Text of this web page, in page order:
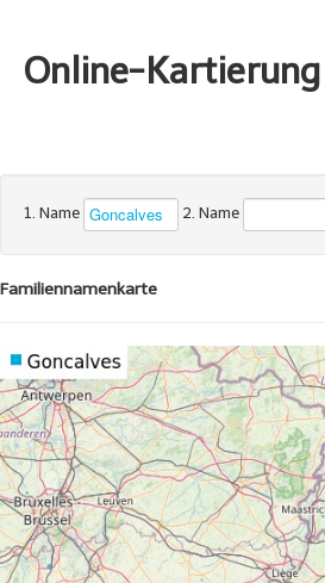
Online-
1. Name 2. Name
Familiennamenkarte